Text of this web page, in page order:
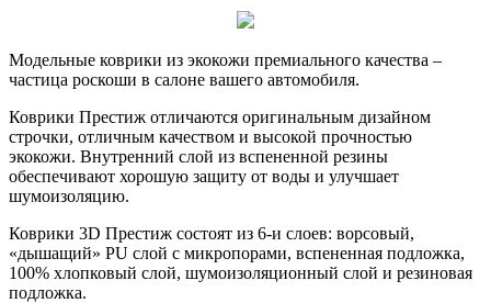
Модельные коврики из экокожи премиального качества –
частица роскоши в салоне вашего автомобиля.
Коврики Престиж отличаются оригинальным дизайном
строчки, отличным качеством и высокой прочностью
экокожи. Внутренний слой из вспененной резины
обеспечивают хорошую защиту от воды и улучшает
шумоизоляцию.
Коврики 3D Престиж состоят из 6-и слоев: ворсовый,
«дышащий» PU слой с микропорами, вспененная подложка,
100% хлопковый слой, шумоизоляционный слой и резиновая
подложка.